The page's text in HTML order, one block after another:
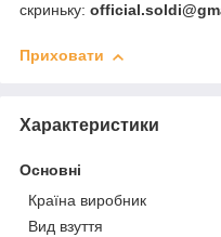
скриньку:
Приховати
Характеристики
Основні
Країна виробник
Вид взуття